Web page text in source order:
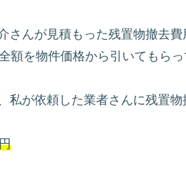
さんが見積もった残置物撤去
額を物件価格から引いてもら
私が依頼した業者さんに残置物